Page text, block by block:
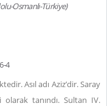
Osmanlı-Türkiye)
4
Asıl adı Aziz’dir. Saray
tanındı. Sultan IV.